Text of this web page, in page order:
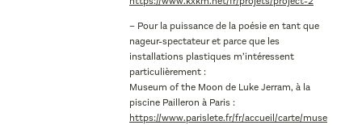
– Pour la puissance de la poésie en tant que
nageur-spectateur et parce que les
installations plastiques m’intéressent
particulièrement :
Museum of the Moon de Luke Jerram, à la
piscine Pailleron à Paris :
https://www.parislete.fr/fr/accueil/carte/muse